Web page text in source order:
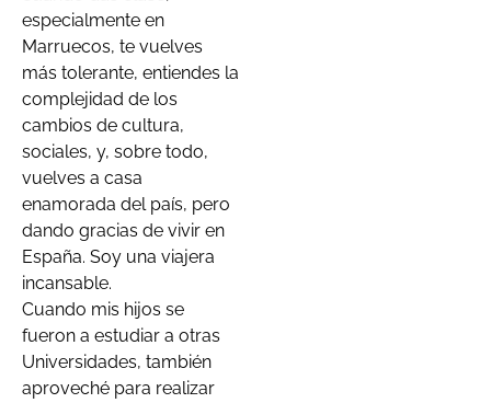
especialmente en
Marruecos, te vuelves
más tolerante, entiendes la
complejidad de los
cambios de cultura,
sociales, y, sobre todo,
vuelves a casa
enamorada del país, pero
dando gracias de vivir en
España. Soy una viajera
incansable.
Cuando mis hijos se
fueron a estudiar a otras
Universidades, también
aproveché para realizar